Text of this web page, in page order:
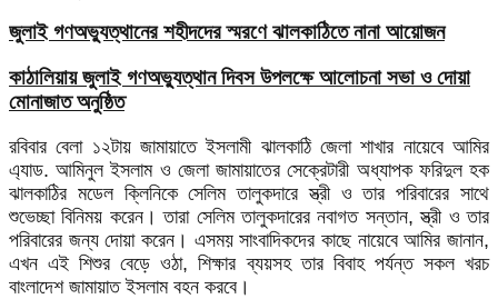
জুলাই গণঅভ্যুত্থানের শহীদদের স্মরণে ঝালকাঠিতে নানা আয়োজন
কাঠালিয়ায় জুলাই গণঅভ্যুত্থান দিবস উপলক্ষে আলোচনা সভা ও দোয়া
মোনাজাত অনুষ্ঠিত
রবিবার বেলা ১২টায় জামায়াতে ইসলামী ঝালকাঠি জেলা শাখার নায়েবে আমির
এ্যাড. আমিনুল ইসলাম ও জেলা জামায়াতের সেক্রেটারী অধ্যাপক ফরিদুল হক
ঝালকাঠির মডেল ক্লিনিকে সেলিম তালুকদারে স্ত্রী ও তার পরিবারের সাথে
শুভেচ্ছা বিনিময় করেন। তারা সেলিম তালুকদারের নবাগত সন্তান, স্ত্রী ও তার
পরিবারের জন্য দোয়া করেন। এসময় সাংবাদিকদের কাছে নায়েবে আমির জানান,
এখন এই শিশুর বেড়ে ওঠা, শিক্ষার ব্যয়সহ তার বিবাহ পর্যন্ত সকল খরচ
বাংলাদেশ জামায়াত ইসলাম বহন করবে।